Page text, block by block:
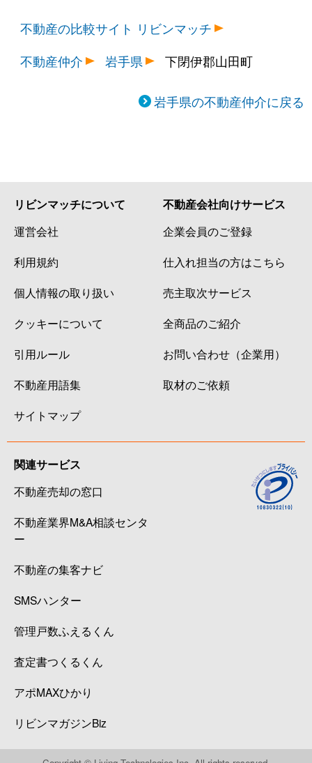
不動産の比較サイト リビンマッチ
不動産仲介
岩手県 下閉伊郡山田町
岩手県の不動産仲介に戻る
リビンマッチについて
運営会社
利用規約
個人情報の取り扱い
クッキーについて
引用ルール
不動産用語集
サイトマップ
不動産会社向けサービス
企業会員のご登録
仕入れ担当の方はこちら
売主取次サービス
全商品のご紹介
お問い合わせ（企業用）
取材のご依頼
関連サービス
不動産売却の窓口
不動産業界M&A相談センタ
ー
不動産の集客ナビ
SMSハンター
管理戸数ふえるくん
査定書つくるくん
アポMAXひかり
リビンマガジンBiz